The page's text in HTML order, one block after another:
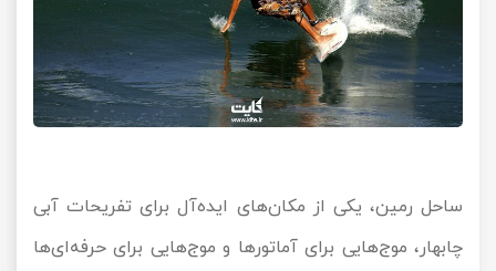
ساحل رمین، یکی از مکان‌های ایده‌آل برای تفریحات آبی
چابهار، موج‌هایی برای آماتورها و موج‌هایی برای حرفه‌ای‌ها